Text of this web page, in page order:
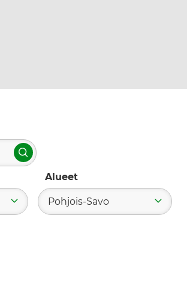
Hae
Alueet
Pohjois-Savo